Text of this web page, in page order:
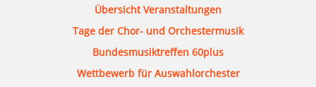
Übersicht Veranstaltungen
Tage der Chor- und Orchestermusik
Bundesmusiktreffen 60plus
Wettbewerb für Auswahlorchester